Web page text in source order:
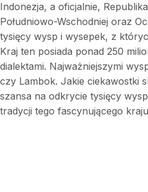
Indonezja, a oficjalnie,
Południowo-Wschodniej oraz
tysięcy wysp i wysepek, z
Kraj ten posiada ponad 250
dialektami. Najważniejszymi
czy Lambok. Jakie ciekawostki
szansa na odkrycie tysięcy
tradycji tego fascynującego